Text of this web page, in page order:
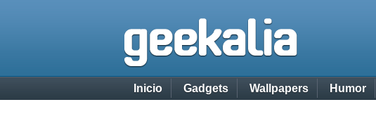
Inicio Gadgets Wallpapers Humor